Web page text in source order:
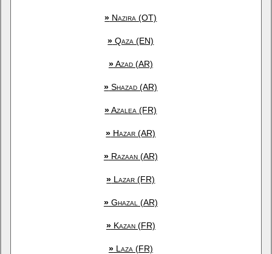
» Nazira (OT)
» Qaza (EN)
»Azad (AR)
» Shazad (AR)
»Azalea (FR)
» Hazar (AR)
»Razaan (AR)
» Lazar (FR)
»Ghazal (AR)
»Kazan (FR)
»Laza (FR)